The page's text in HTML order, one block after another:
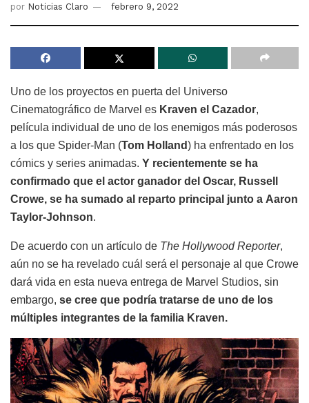
por Noticias Claro febrero 9, 2022
Uno de los proyectos en puerta del Universo
Cinematográfico de Marvel es Kraven el Cazador,
película individual de uno de los enemigos más poderosos
a los que Spider-Man (Tom Holland) ha enfrentado en los
cómics y series animadas. Y recientemente se ha
confirmado que el actor ganador del Oscar, Russell
Crowe, se ha sumado al reparto principal junto a Aaron
Taylor-Johnson.
De acuerdo con un artículo de The Hollywood Reporter,
aún no se ha revelado cuál será el personaje al que Crowe
dará vida en esta nueva entrega de Marvel Studios, sin
embargo, se cree que podría tratarse de uno de los
múltiples integrantes de la familia Kraven.